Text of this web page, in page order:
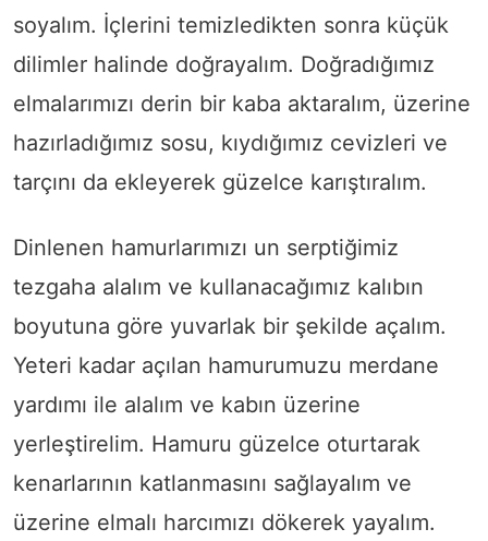
soyalım. İçlerini temizledikten sonra küçük
dilimler halinde doğrayalım. Doğradığımız
elmalarımızı derin bir kaba aktaralım, üzerine
hazırladığımız sosu, kıydığımız cevizleri ve
tarçını da ekleyerek güzelce karıştıralım.
Dinlenen hamurlarımızı un serptiğimiz
tezgaha alalım ve kullanacağımız kalıbın
boyutuna göre yuvarlak bir şekilde açalım.
Yeteri kadar açılan hamurumuzu merdane
yardımı ile alalım ve kabın üzerine
yerleştirelim. Hamuru güzelce oturtarak
kenarlarının katlanmasını sağlayalım ve
üzerine elmalı harcımızı dökerek yayalım.